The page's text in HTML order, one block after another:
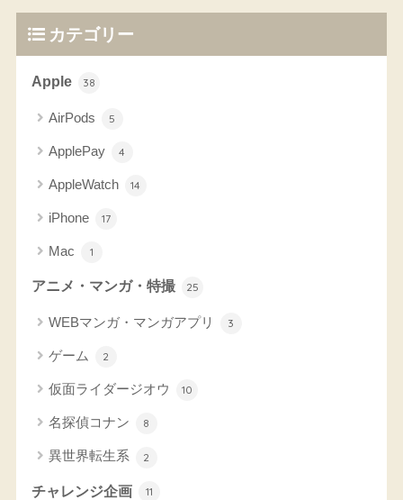
カテゴリー
Apple 38
AirPods 5
ApplePay 4
AppleWatch 14
iPhone 17
Mac 1
アニメ・マンガ・特撮 25
WEBマンガ・マンガアプリ 3
ゲーム 2
仮面ライダージオウ 10
名探偵コナン 8
異世界転生系 2
チャレンジ企画 11